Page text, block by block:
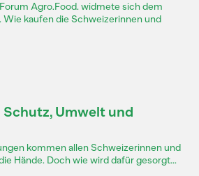
Agro.Food. widmete sich dem
Wie kaufen die Schweizerinnen und
Umwelt und
kommen allen Schweizerinnen und
Hände. Doch wie wird dafür gesorgt...